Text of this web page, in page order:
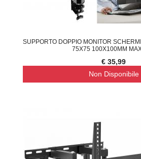
SUPPORTO DOPPIO MONITOR
75X75 100X100MM
€ 35,99
Non Disponibile